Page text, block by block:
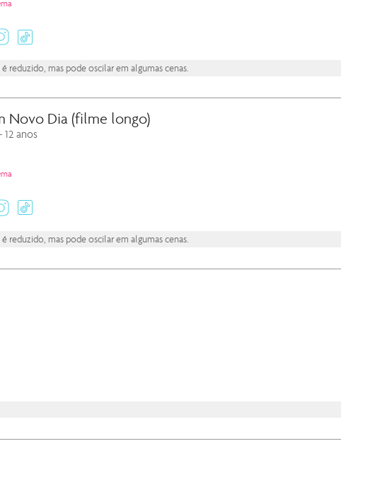
instagram
reduzido, mas pode oscilar em algumas cenas.
Novo Dia (filme longo)
anos
instagram
reduzido, mas pode oscilar em algumas cenas.